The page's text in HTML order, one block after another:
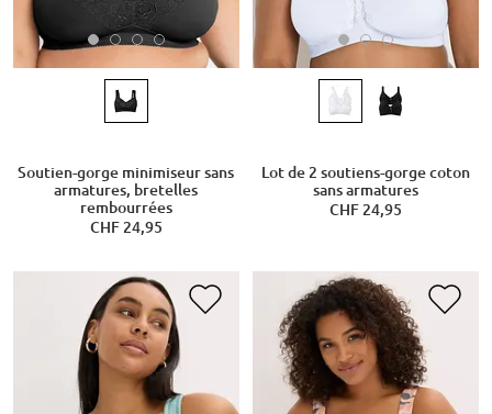
Soutien-gorge minimiseur sans
armatures, bretelles
rembourrées
CHF 24,95
Lot de 2 soutiens-gorge coton
sans armatures
CHF 24,95